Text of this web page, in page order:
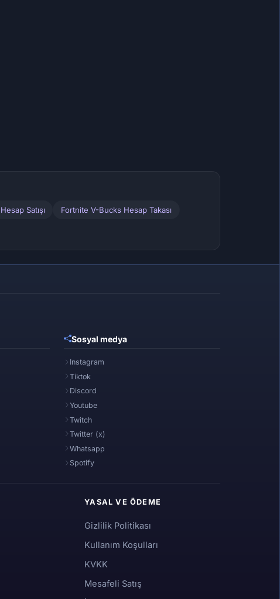
Satışı Fortnite V-Bucks Hesap Takası
Sosyal medya
Instagram
Tiktok
Discord
Youtube
Twitch
Twitter (x)
Whatsapp
Spotify
YASAL VE ÖDEME
Gizlilik Politikası
Kullanım Koşulları
KVKK
Mesafeli Satış